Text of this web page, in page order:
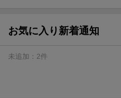
ト山分け
エントリー＆3,000円以上購入
楽天モバイル紹介キャンペー
お気に入り新着通知
未追加： 2件